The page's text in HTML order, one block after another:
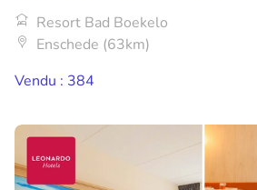
Resort Bad Boekelo
Enschede (63km)
Vendu : 384